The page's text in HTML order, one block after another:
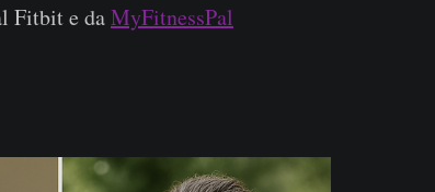
Fitbit e daMyFitnessPal